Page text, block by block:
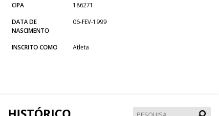
CIPA
186271
DATA DE
NASCIMENTO
06-FEV-1999
INSCRITO COMO Atleta